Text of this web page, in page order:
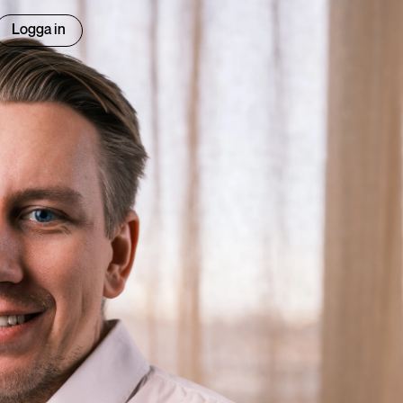
Logga in